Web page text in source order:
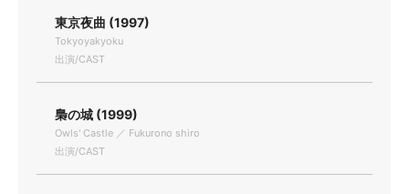
東京夜曲 (1997)
Tokyoyakyoku
出演/CAST
梟の城 (1999)
Owls' Castle ／ Fukurono shiro
出演/CAST